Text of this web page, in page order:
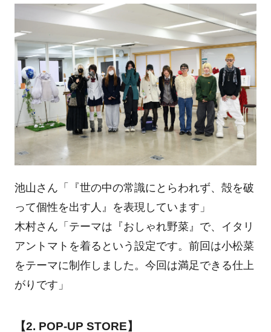
池山さん「『世の中の常識にとらわれず、殻を破
って個性を出す人』を表現しています」
木村さん「テーマは『おしゃれ野菜』で、イタリ
アントマトを着るという設定です。前回は小松菜
をテーマに制作しました。今回は満足できる仕上
がりです」
【2. POP-UP STORE】